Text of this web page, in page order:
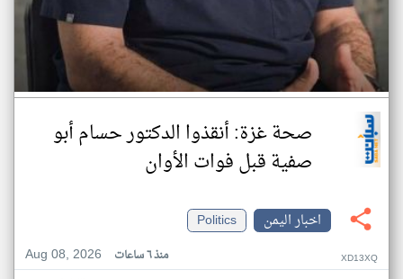
صحة غزة: أنقذوا الدكتور حسام أبو
صفية قبل فوات الأوان
اخبار اليمن
Politics
Aug 08, 2026
منذ ٦ ساعات XD13XQ